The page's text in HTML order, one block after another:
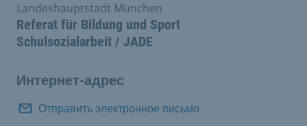
Referat für Bildung und Sport
Schulsozialarbeit / JADE
Landeshauptstadt München
Интернет-адрес
Отправить электронное письмо